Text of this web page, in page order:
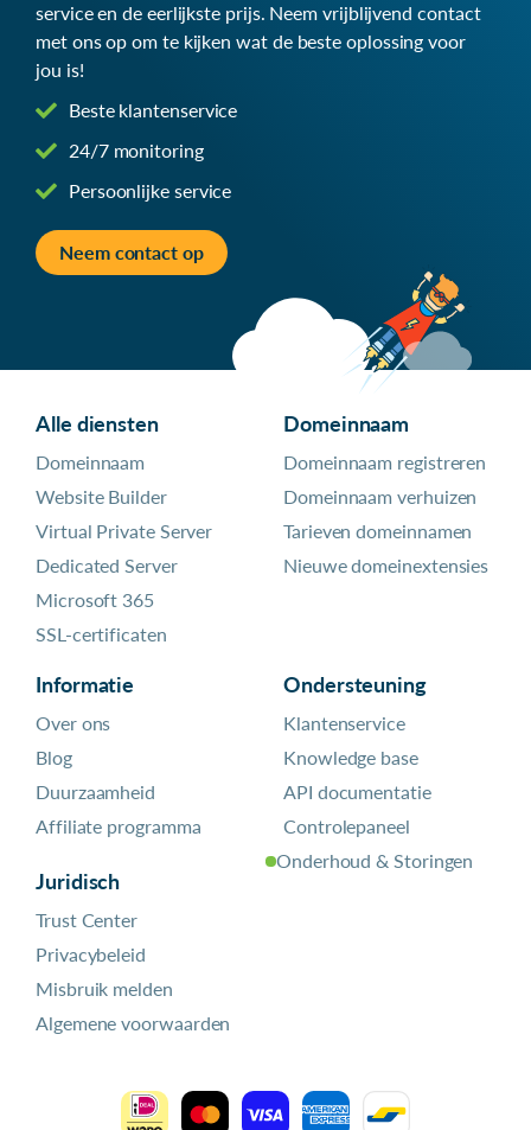
service en de eerlijkste prijs. Neem vrijblijvend contact
met ons op om te kijken wat de beste oplossing voor
jou is!
Beste klantenservice
24/7 monitoring
Persoonlijke service
Neem contact op
Alle diensten
Domeinnaam
Website Builder
Virtual Private Server
Dedicated Server
Microsoft 365
SSL-certificaten
Domeinnaam
Domeinnaam registreren
Domeinnaam verhuizen
Tarieven domeinnamen
Nieuwe domeinextensies
Informatie
Over ons
Blog
Duurzaamheid
Affiliate programma
Juridisch
Trust Center
Privacybeleid
Misbruik melden
Algemene voorwaarden
Ondersteuning
Klantenservice
Knowledge base
API documentatie
Controlepaneel
Onderhoud & Storingen